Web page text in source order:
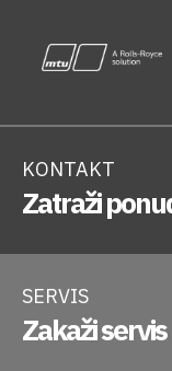
KONTAKT
Zatraži
SERVIS
Zakaži servis